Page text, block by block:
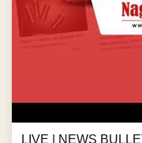
LIVE | NEWS